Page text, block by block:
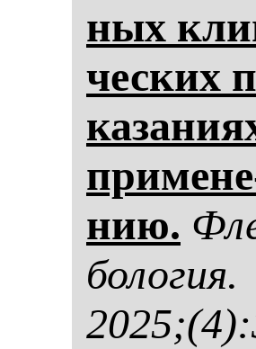
ных
чес­ких
нию.
бо­ло­гия.